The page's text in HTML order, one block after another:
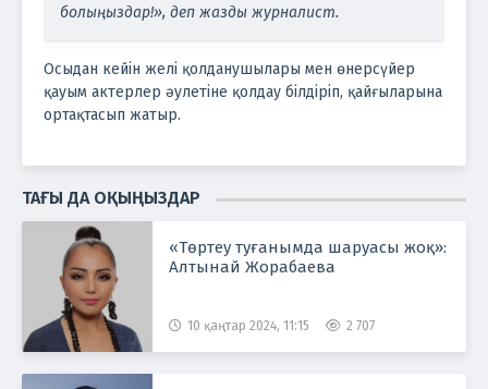
болыңыздар!», деп жазды журналист.
Осыдан кейін желі қолданушылары мен өнерсүйер
қауым актерлер әулетіне қолдау білдіріп, қайғыларына
ортақтасып жатыр.
ТАҒЫ ДА ОҚЫҢЫЗДАР
«Төртеу туғанымда шаруасы жоқ»:
Алтынай Жорабаева
10 қаңтар 2024, 11:15 2 707